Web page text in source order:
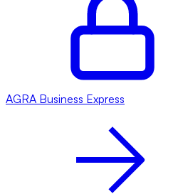
AGRA Business Express